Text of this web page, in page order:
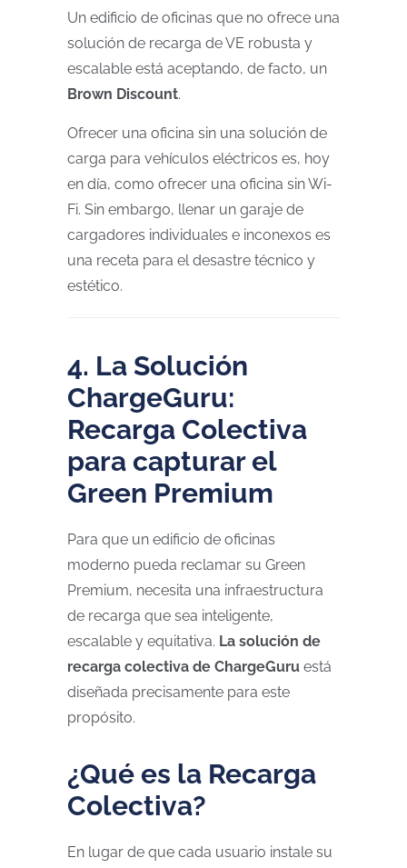
Un edificio de oficinas que no ofrece una
solución de recarga de VE robusta y
escalable está aceptando, de facto, un
Brown Discount.
Ofrecer una oficina sin una solución de
carga para vehículos eléctricos es, hoy
en día, como ofrecer una oficina sin Wi-
Fi. Sin embargo, llenar un garaje de
cargadores individuales e inconexos es
una receta para el desastre técnico y
estético.
4. La Solución
ChargeGuru:
Recarga Colectiva
para capturar el
Green Premium
Para que un edificio de oficinas
moderno pueda reclamar su Green
Premium, necesita una infraestructura
de recarga que sea inteligente,
escalable y equitativa. La solución de
recarga colectiva de ChargeGuru está
diseñada precisamente para este
propósito.
¿Qué es la Recarga
Colectiva?
En lugar de que cada usuario instale su